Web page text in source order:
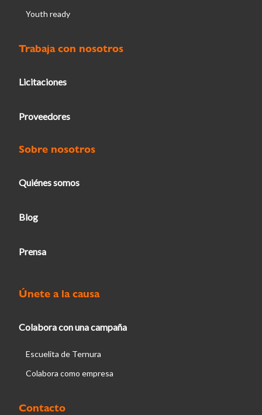
Youth ready
Trabaja con nosotros
Licitaciones
Proveedores
Sobre nosotros
Quiénes somos
Blog
Prensa
Únete a la causa
Colabora con una campaña
Escuelita de Ternura
Colabora como empresa
Contacto